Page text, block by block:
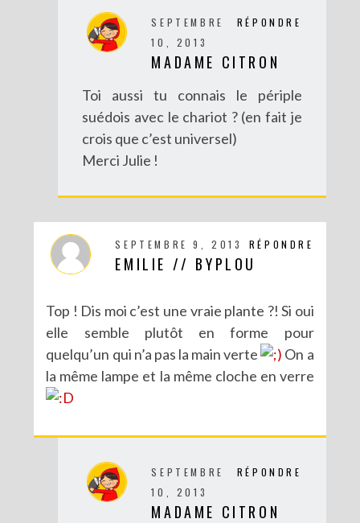
RÉPONDRE
SEPTEMBRE
10, 2013
MADAME CITRON
Toi aussi tu connais le périple
suédois avec le chariot ? (en fait je
crois que c’est universel)
Merci Julie !
RÉPONDRE
SEPTEMBRE 9, 2013
EMILIE // BYPLOU
Top ! Dis moi c’est une vraie plante ?! Si oui
elle semble plutôt en forme pour
quelqu’un qui n’a pas la main verte
On a
la même lampe et la même cloche en verre
RÉPONDRE
SEPTEMBRE
10, 2013
MADAME CITRON